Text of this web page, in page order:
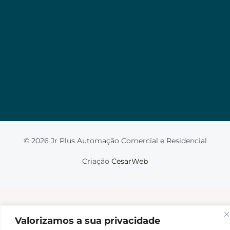
Não aceito
Aceito
© 2026 Jr Plus Automação Comercial e Residencial
Criação CesarWeb
Fale Conosco